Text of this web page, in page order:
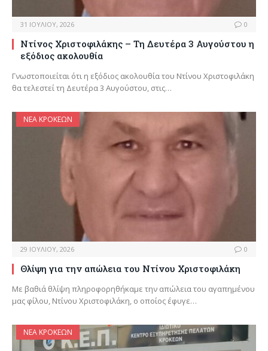
31 ΙΟΥΛΊΟΥ, 2026 0
Ντίνος Χριστοφιλάκης – Τη Δευτέρα 3 Αυγούστου η
εξόδιος ακολουθία
Γνωστοποιείται ότι η εξόδιος ακολουθία του Ντίνου Χριστοφιλάκη
θα τελεστεί τη Δευτέρα 3 Αυγούστου, στις…
ΝΈΑ ΚΡΟΚΕΏΝ
29 ΙΟΥΛΊΟΥ, 2026 0
Θλίψη για την απώλεια του Ντίνου Χριστοφιλάκη
Με βαθιά θλίψη πληροφορηθήκαμε την απώλεια του αγαπημένου
μας φίλου, Ντίνου Χριστοφιλάκη, ο οποίος έφυγε…
ΝΈΑ ΚΡΟΚΕΏΝ